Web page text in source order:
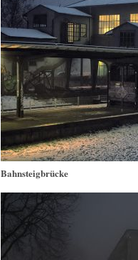
Bahnsteigbrücke